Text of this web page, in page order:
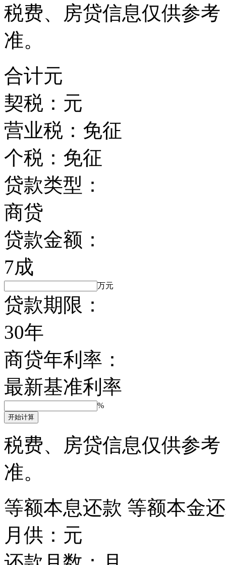
税费、房贷信息仅供参
准。
合计元
契税： 元
营业税： 免征
个税： 免征
贷款类型：
商贷
贷款金额：
7成
万元
贷款期限：
30年
商贷年利率：
最新基准利率
%
开始计算
税费、房贷信息仅供参
准。
等额本息还款 等额本金
月供： 元